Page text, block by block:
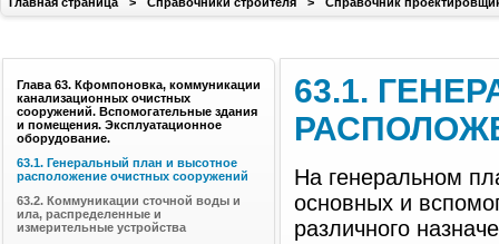
63.1.
На генеральном
основных и
различного
Глава 63. Кфомпоновка, коммуникации
канализационных очистных
сооружений. Вспомогательные здания
и помещения. Эксплуатационное
оборудование.
63.1. Генеральный план и высотное
расположение очистных сооружений
63.2. Коммуникации сточной воды и
ила, распределенные и
измерительные устройства